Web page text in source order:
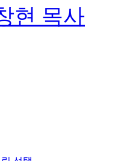
현 목사